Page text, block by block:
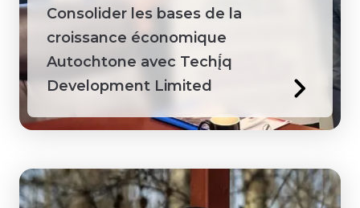
Consolider les bases de la
croissance économique
Autochtone avec Techį́q
Development Limited